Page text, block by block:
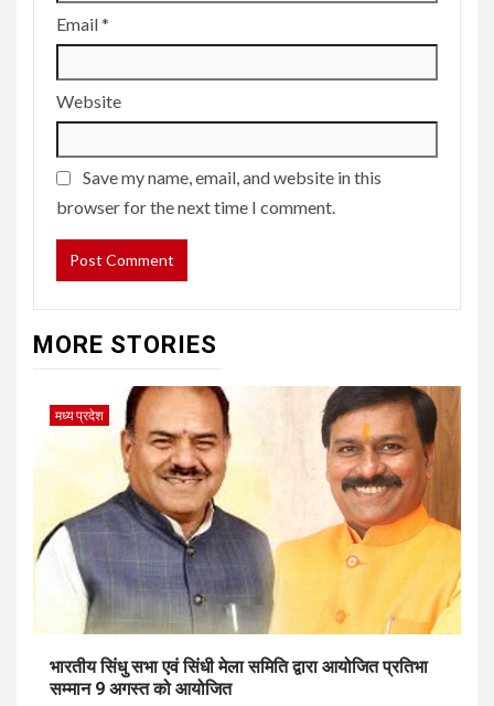
Email*
Website
Save my name, email, and website in this
browser for the next time I comment.
MORE STORIES
मध्य प्रदेश
भारतीय सिंधु सभा एवं सिंधी मेला समिति द्वारा आयोजित प्रतिभा
सम्मान 9 अगस्त को आयोजित